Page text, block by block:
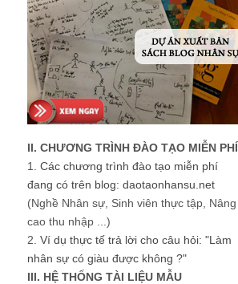
II. CHƯƠNG TRÌNH ĐÀO TẠO MIỄN PHÍ
1. Các chương trình đào tạo miễn phí
đang có trên blog: daotaonhansu.net
(Nghề Nhân sự, Sinh viên thực tập, Nâng
cao thu nhập ...)
2. Ví dụ thực tế trả lời cho câu hỏi: "Làm
nhân sự có giàu được không ?"
III. HỆ THỐNG TÀI LIỆU MẪU